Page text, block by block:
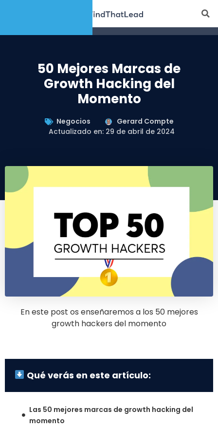
50 Mejores Marcas de
Growth Hacking del
Momento
Negocios
Gerard Compte
Actualizado en: 29 de abril de 2024
En este post os enseñaremos a los 50 mejores
growth hackers del momento
Qué verás en este artículo:
Las 50 mejores marcas de growth hacking del
momento